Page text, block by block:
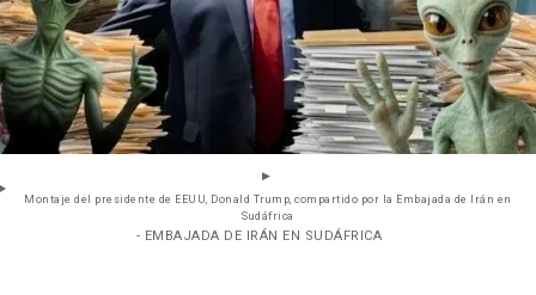
Montaje del presidente de EEUU, Donald Trump, compartido por la Embajada de Irán en
Sudáfrica
- EMBAJADA DE IRÁN EN SUDÁFRICA